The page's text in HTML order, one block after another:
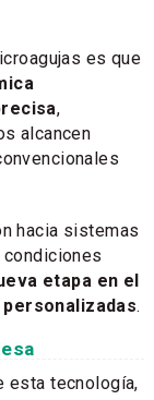
es que
,
alcancen
hacia sistemas
etapa en el
.
esta tecnología,